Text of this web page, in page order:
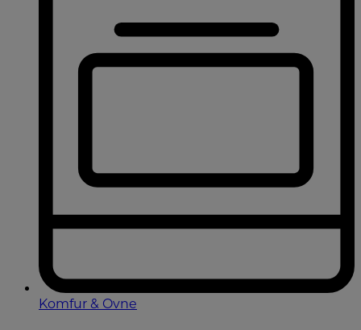
Komfur & Ovne